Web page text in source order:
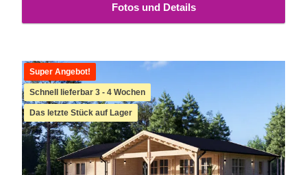
Sie uns mit, wenn Sie weitere Informationen dazu
wünschen.
Fotos und Details
Super Angebot!
Schnell lieferbar 3 - 4 Wochen
Das letzte Stück auf Lager